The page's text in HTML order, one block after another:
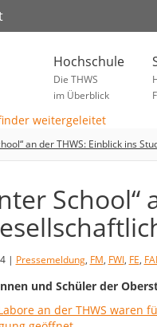
Hochschule
Die THWS
im Überblick
an der THWS: Einblick ins
| Pressemeldung, FM, FWI, FE,
und Schüler der